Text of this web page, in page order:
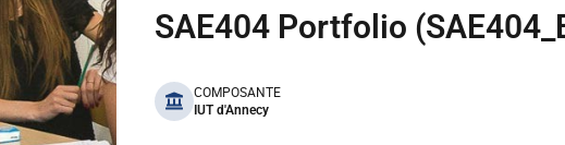
SAE404 Portfolio
benefits
COMPOSANTE
IUT d'Annecy